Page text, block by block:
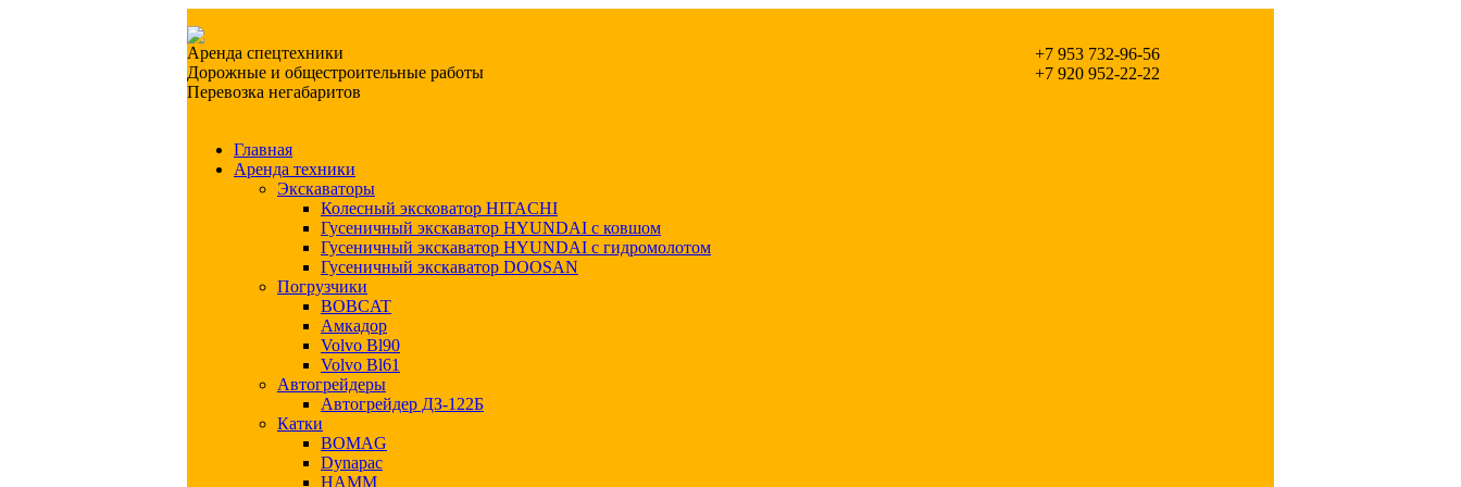
Аренда спецтехники
Дорожные и общестроительные работы
Перевозка негабаритов
+7 953 732-96-56
+7 920 952-22-22
Главная
Аренда техники
Экскаваторы
Колесный эксковатор HITACHI
Гусеничный экскаватор HYUNDAI с ковшом
Гусеничный экскаватор HYUNDAI с гидромолотом
Гусеничный экскаватор DOOSAN
Погрузчики
BOBCAT
Амкадор
Volvo Bl90
Volvo Bl61
Автогрейдеры
Автогрейдер ДЗ-122Б
Катки
BOMAG
Dynapac
HAMM